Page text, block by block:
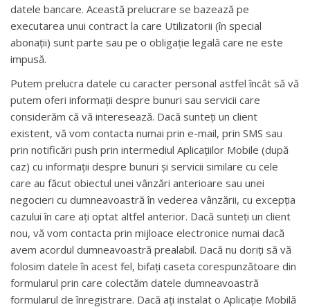
datele bancare. Această prelucrare se bazează pe
executarea unui contract la care Utilizatorii (în special
abonații) sunt parte sau pe o obligație legală care ne este
impusă.
Putem prelucra datele cu caracter personal astfel încât să vă
putem oferi informații despre bunuri sau servicii care
considerăm că vă interesează. Dacă sunteți un client
existent, vă vom contacta numai prin e-mail, prin SMS sau
prin notificări push prin intermediul Aplicațiilor Mobile (după
caz) cu informații despre bunuri și servicii similare cu cele
care au făcut obiectul unei vânzări anterioare sau unei
negocieri cu dumneavoastră în vederea vânzării, cu excepția
cazului în care ați optat altfel anterior. Dacă sunteți un client
nou, vă vom contacta prin mijloace electronice numai dacă
avem acordul dumneavoastră prealabil. Dacă nu doriți să vă
folosim datele în acest fel, bifați caseta corespunzătoare din
formularul prin care colectăm datele dumneavoastră
formularul de înregistrare. Dacă ați instalat o Aplicație Mobilă